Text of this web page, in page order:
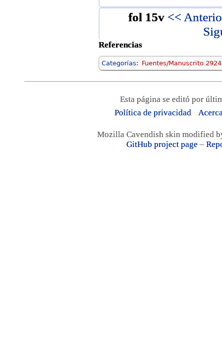
fol 15v <<
Referencias
Categorías: Fuentes/Manuscrito 2924
Esta página se editó por
Política de privacidad
Mozilla Cavendish skin modified
GitHub project page –